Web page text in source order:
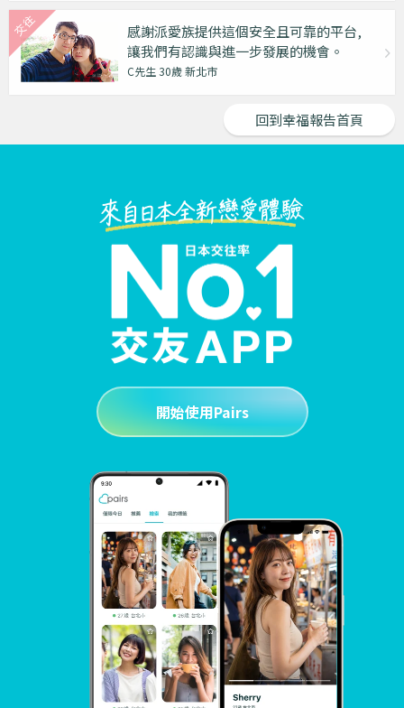
感謝派愛族提供這個安全且可靠的平台,
讓我們有認識與進一步發展的機會。
C先生 30歲 新北市
回到幸福報告首頁
開始使用Pairs